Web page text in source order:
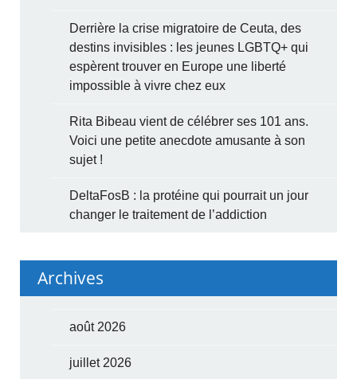
Derrière la crise migratoire de Ceuta, des
destins invisibles : les jeunes LGBTQ+ qui
espèrent trouver en Europe une liberté
impossible à vivre chez eux
Rita Bibeau vient de célébrer ses 101 ans.
Voici une petite anecdote amusante à son
sujet !
DeltaFosB : la protéine qui pourrait un jour
changer le traitement de l’addiction
Archives
août 2026
juillet 2026